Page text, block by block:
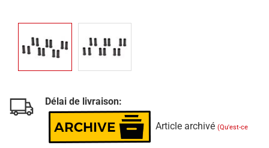
Délai de livraison:
Article archivé (Qu'est-ce